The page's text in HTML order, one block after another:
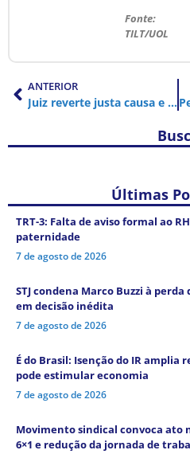
Fonte:
TILT/UOL
ANTERIOR
Juiz reverte justa causa e compara maconha a vibrador: “seria ilegal?”
Últimas
TRT-3: Falta de aviso formal ao
paternidade
7 de agosto de 2026
STJ condena Marco Buzzi à
em decisão inédita
7 de agosto de 2026
É do Brasil: Isenção do IR amplia
pode estimular economia
7 de agosto de 2026
Movimento sindical convoca ato
6×1 e redução da jornada de